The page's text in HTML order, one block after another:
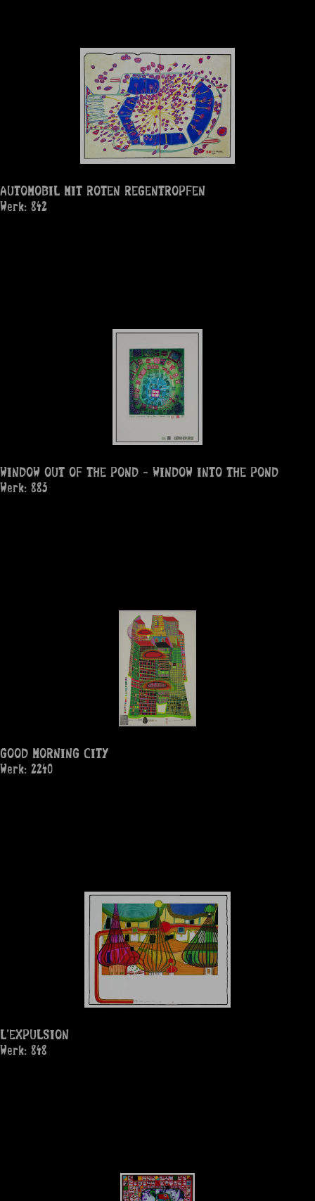
AUTOMOBIL MIT ROTEN REGENTROPFEN
Werk: 842
WINDOW OUT OF THE POND - WINDOW INTO THE POND
Werk: 883
GOOD MORNING CITY
Werk: 2240
L'EXPULSION
Werk: 848